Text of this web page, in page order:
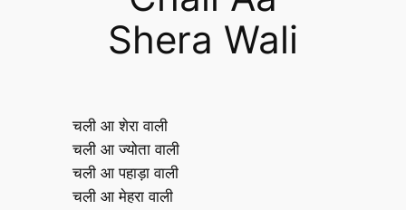
Shera Wali
चली आ शेरा वाली
चली आ ज्योता वाली
चली आ पहाड़ा वाली
चली आ मेहरा वाली